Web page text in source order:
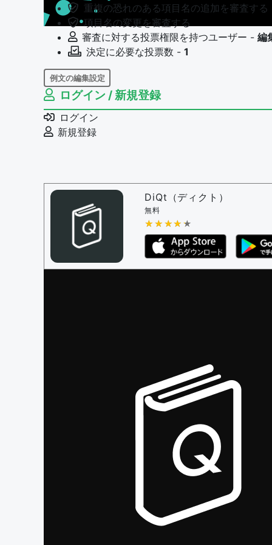
重複の恐れのある項目名の追加を審査する
項目名の変更を審査する
審査に対する投票権限を持つユーザー - 編
決定に必要な投票数 - 1
例文の編集設定
例文の編集権限を持つユーザー -
例文の編集を審査する
例文の削除を審査する
審査に対する投票権限を持つユーザー -
問題の編集権限を持つユーザー -
審査に対する投票権限を持つユーザー -
決定に必要な投票数 -1
編集ガイドライン
ログイン / 新規登録
ログイン
新規登録
DiQt（ディクト）
無料
★★★★★
★★★★★